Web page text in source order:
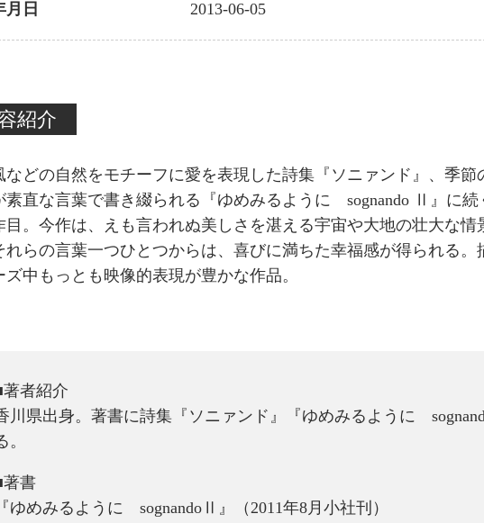
月日 2013-06-05
紹介
などの自然をモチーフに愛を表現した詩集『ソニァンド』、季
素直な言葉で書き綴られる『ゆめみるように sognando Ⅱ』に続
目。今作は、えも言われぬ美しさを湛える宇宙や大地の壮大な
れらの言葉一つひとつからは、喜びに満ちた幸福感が得られる。
ズ中もっとも映像的表現が豊かな作品。
者紹介
川県出身。著書に詩集『ソニァンド』『ゆめみるように
。
書
ゆめみるように sognandoⅡ』（2011年8月小社刊）